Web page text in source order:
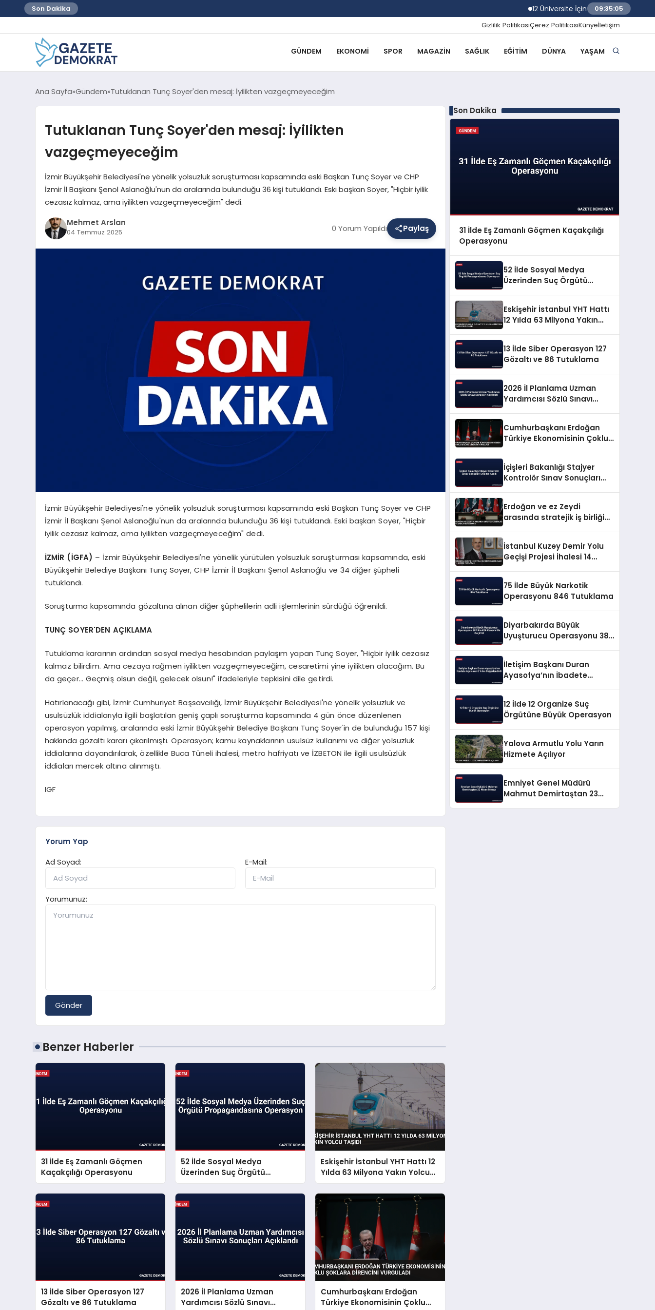
Son Dakika 12 Üniversite İçin Rektör Atama
09:35:06
Gizlilik PolitikasıÇerez PolitikasıKünyeİletişim
GÜNDEM EKONOMI SPOR MAGAZIN SAĞLIK EĞITIM DÜNYA YAŞAM
Ana Sayfa Gündem Tutuklanan Tunç Soyer'den mesaj: İyilikten vazgeçmeyeceğim
Tutuklanan Tunç Soyer'den mesaj: İyilikten
vazgeçmeyeceğim
İzmir Büyükşehir Belediyesi'ne yönelik yolsuzluk soruşturması kapsamında eski Başkan Tunç Soyer ve CHP
İzmir İl Başkanı Şenol Aslanoğlu'nun da aralarında bulunduğu 36 kişi tutuklandı. Eski başkan Soyer, "Hiçbir iyilik
cezasız kalmaz, ama iyilikten vazgeçmeyeceğim" dedi.
Mehmet Arslan
04 Temmuz 2025 0 Yorum Yapıldı Paylaş
İzmir Büyükşehir Belediyesi'ne yönelik yolsuzluk soruşturması kapsamında eski Başkan Tunç Soyer ve CHP
İzmir İl Başkanı Şenol Aslanoğlu'nun da aralarında bulunduğu 36 kişi tutuklandı. Eski başkan Soyer, "Hiçbir
iyilik cezasız kalmaz, ama iyilikten vazgeçmeyeceğim" dedi.
İZMİR (İGFA) – İzmir Büyükşehir Belediyesi'ne yönelik yürütülen yolsuzluk soruşturması kapsamında, eski
Büyükşehir Belediye Başkanı Tunç Soyer, CHP İzmir İl Başkanı Şenol Aslanoğlu ve 34 diğer şüpheli
tutuklandı.
Soruşturma kapsamında gözaltına alınan diğer şüphelilerin adli işlemlerinin sürdüğü öğrenildi.
TUNÇ SOYER'DEN AÇIKLAMA
Tutuklama kararının ardından sosyal medya hesabından paylaşım yapan Tunç Soyer, "Hiçbir iyilik cezasız
kalmaz bilirdim. Ama cezaya rağmen iyilikten vazgeçmeyeceğim, cesaretimi yine iyilikten alacağım. Bu
da geçer… Geçmiş olsun değil, gelecek olsun!" ifadeleriyle tepkisini dile getirdi.
Hatırlanacağı gibi, İzmir Cumhuriyet Başsavcılığı, İzmir Büyükşehir Belediyesi'ne yönelik yolsuzluk ve
usulsüzlük iddialarıyla ilgili başlatılan geniş çaplı soruşturma kapsamında 4 gün önce düzenlenen
operasyon yapılmış, aralarında eski İzmir Büyükşehir Belediye Başkanı Tunç Soyer'in de bulunduğu 157 kişi
hakkında gözaltı kararı çıkarılmıştı. Operasyon; kamu kaynaklarının usulsüz kullanımı ve diğer yolsuzluk
iddialarına dayandırılarak, özellikle Buca Tüneli ihalesi, metro hafriyatı ve İZBETON ile ilgili usulsüzlük
iddiaları mercek altına alınmıştı.
IGF
Yorum Yap
Ad Soyad:
E-Mail:
Yorumunuz:
Gönder
Benzer Haberler
31 İlde Eş Zamanlı Göçmen
Kaçakçılığı Operasyonu
52 İlde Sosyal Medya
Üzerinden Suç Örgütü
Propagandasına Operasyon
Eskişehir İstanbul YHT Hattı 12
Yılda 63 Milyona Yakın Yolcu
Taşıdı
13 İlde Siber Operasyon 127
Gözaltı ve 86 Tutuklama
2026 İl Planlama Uzman
Yardımcısı Sözlü Sınavı
Cumhurbaşkanı Erdoğan
Türkiye Ekonomisinin Çoklu
Son Dakika
31 İlde Eş Zamanlı Göçmen Kaçakçılığı
Operasyonu
52 İlde Sosyal Medya
Üzerinden Suç Örgütü
Eskişehir İstanbul YHT Hattı
12 Yılda 63 Milyona Yakın
13 İlde Siber Operasyon 127
Gözaltı ve 86 Tutuklama
2026 İl Planlama Uzman
Yardımcısı Sözlü Sınavı
Cumhurbaşkanı Erdoğan
Türkiye Ekonomisinin Çoklu
İçişleri Bakanlığı Stajyer
Kontrolör Sınav Sonuçları
Erdoğan ve ez Zeydi
arasında stratejik iş birliği
İstanbul Kuzey Demir Yolu
Geçişi Projesi İhalesi 14
75 İlde Büyük Narkotik
Operasyonu 846 Tutuklama
Diyarbakırda Büyük
Uyuşturucu Operasyonu 387
İletişim Başkanı Duran
Ayasofya’nın İbadete
12 İlde 12 Organize Suç
Örgütüne Büyük Operasyon
Yalova Armutlu Yolu Yarın
Hizmete Açılıyor
Emniyet Genel Müdürü
Mahmut Demirtaştan 23